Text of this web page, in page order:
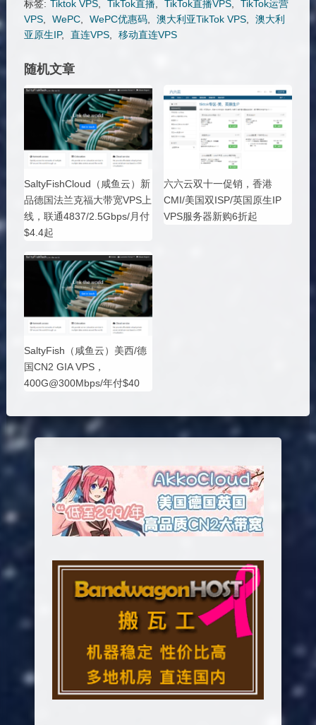
标签: Tiktok VPS, TikTok直播, TikTok直播VPS,
TikTok运营
VPS, WePC, WePC优惠码, 澳大利亚TikTok VPS,
澳大利
亚原生IP, 直连VPS, 移动直连VPS
随机文章
SaltyFishCloud（咸鱼云）新
品德国法兰克福大带宽VPS上
线，联通4837/2.5Gbps/月付
$4.4起
六六云双十一促销，香港
CMI/美国双ISP/英国原生IP
VPS服务器新购6折起
SaltyFish（咸鱼云）美西/德
国CN2 GIA VPS，
400G@300Mbps/年付$40